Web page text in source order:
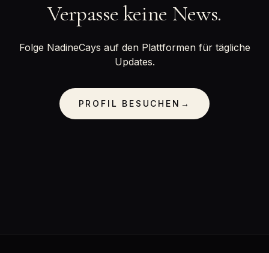
Verpasse keine News.
Folge NadineCays auf den Plattformen für tägliche
Updates.
PROFIL BESUCHEN →